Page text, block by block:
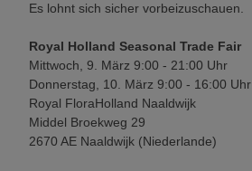
Es lohnt sich sicher vorbeizuschauen.
Royal Holland Seasonal Trade Fair
Mittwoch, 9. März 9:00 - 21:00 Uhr
Donnerstag, 10. März 9:00 - 16:00 Uhr
Royal FloraHolland Naaldwijk
Middel Broekweg 29
2670 AE Naaldwijk (Niederlande)